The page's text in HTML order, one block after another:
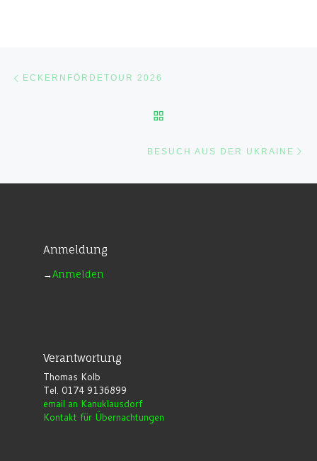
ECKERNFÖRDETOUR 2026
BESUCH AUS DER UKRAINE
Anmeldung
→Anmelden
Verantwortung
Thomas Kolb
Tel. 0174 9136899
email an Kanuklausdorf
Kontakt für Übernachtungen